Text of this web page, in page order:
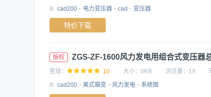
cad200
电力变压器 cad 变压器
特价下载
版权 ZGS-ZF-1600风力发电用组合式变压器
星级： 10 大小： 0KB 浏览量： 19
cad200
美式箱变 风力发电 系统图